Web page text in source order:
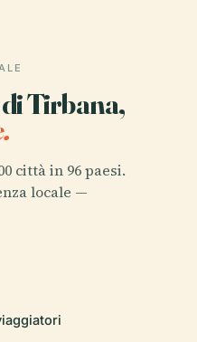
Tirbana,
città in 96 paesi.
locale —